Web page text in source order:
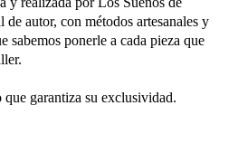
de autor, con métodos artesanales y
sabemos ponerle a cada pieza que
garantiza su exclusividad.